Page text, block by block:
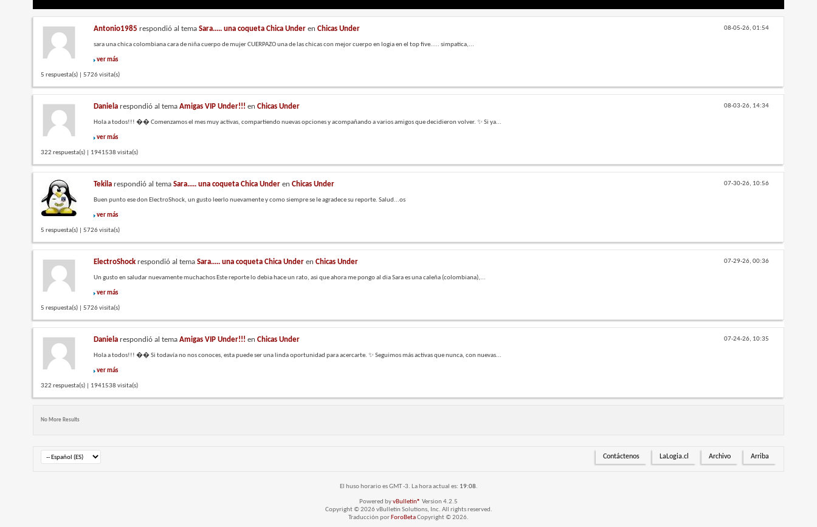
08-05-26,01:54
Antonio1985 respondió al tema Sara..... una coqueta Chica Underen Chicas Under
sara una chica colombiana cara de niña cuerpo de mujer CUERPAZO una de las chicas con mejor cuerpo en logia en el top five..... simpatica,...
ver más
5 respuesta(s) | 5726 visita(s)
08-03-26, 14:34
Danielarespondió al tema Amigas VIP Under!!! en Chicas Under
Hola a todos!!! �� Comenzamos el mes muy activas, compartiendo nuevas opciones y acompañando a varios amigos que decidieron volver. ✨ Si ya...
ver más
322 respuesta(s) | 1941538 visita(s)
07-30-26, 10:56
Tekilarespondió al tema Sara..... una coqueta Chica Underen Chicas Under
Buen punto ese don ElectroShock, un gusto leerlo nuevamente y como siempre se le agradece su reporte. Salud...os
ver más
5 respuesta(s) | 5726 visita(s)
07-29-26,00:36
ElectroShockrespondió al tema Sara..... una coqueta Chica Underen Chicas Under
Un gusto en saludar nuevamente muchachos Este reporte lo debia hace un rato, asi que ahora me pongo al dia Sara es una caleña (colombiana),...
ver más
5 respuesta(s) | 5726 visita(s)
07-24-26, 10:35
Danielarespondió al tema Amigas VIP Under!!! en Chicas Under
Hola a todos!!! �� Si todavía no nos conoces, esta puede ser una linda oportunidad para acercarte. ✨ Seguimos más activas que nunca, con nuevas...
ver más
322 respuesta(s) | 1941538 visita(s)
No More Results
Contáctenos LaLogia.cl Archivo Arriba
El huso horario es GMT -3. La hora actual es: 19:08.
Powered byvBulletin® Version 4.2.5
Copyright © 2026 vBulletin Solutions, Inc. All rights reserved.
Traducción porForoBetaCopyright © 2026.